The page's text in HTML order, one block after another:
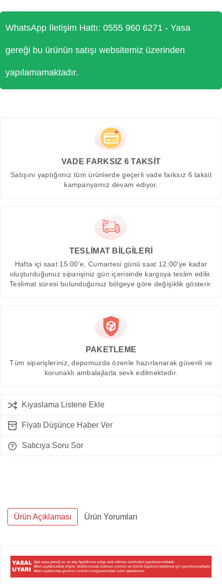
WhatsApp İletişim Hattı: 0555 960 6271 - Yasa
gereği bu ürünün satışı websitemiz üzerinden
yapılamamaktadır.
VADE FARKSIZ 6 TAKSİT
Satışını yaptığımız tüm ürünlerde geçerli vade farksız 6 taksit
kampanyamız devam ediyor.
TESLİMAT BİLGİLERİ
Hafta içi saat 15:00'e, Cumartesi günü saat 12:00'ye kadar
oluşturduğunuz siparişiniz gün içerisinde kargoya teslim edilir.
Teslimat süresi bulunduğunuz bölgeye göre değişiklik gösterir.
PAKETLEME
Tüm siparişleriniz, depomuzda özenle hazırlanarak güvenli ve
korunaklı ambalajlarla sevk edilmektedir.
Kıyaslama Listene Ekle
Fiyatı Düşünce Haber Ver
Satıcıya Soru Sor
Ürün Açıklaması Ürün Yorumları